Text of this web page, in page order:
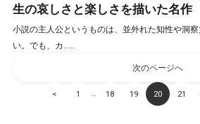
生の哀しさと楽しさを描いた名作
小説の主人公というものは、並外れた知性や洞
い。でも、カ……
次のページへ
< 1 … 18 19 20 21